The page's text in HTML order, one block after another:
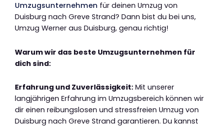
Umzugsunternehmen für deinen Umzug von
Duisburg nach Greve Strand? Dann bist du bei uns,
Umzug Werner aus Duisburg, genau richtig!
Warum wir das beste Umzugsunternehmen für
dich sind:
Erfahrung und Zuverlässigkeit: Mit unserer
langjährigen Erfahrung im Umzugsbereich können wir
dir einen reibungslosen und stressfreien Umzug von
Duisburg nach Greve Strand garantieren. Du kannst